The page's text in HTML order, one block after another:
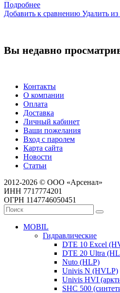
Подробнее
Добавить к сравнению Удалить
Вы недавно
Контакты
О компании
Оплата
Доставка
Личный кабинет
Ваши пожелания
Вход с паролем
Карта сайта
Новости
Статьи
2012-2026 © ООО «Арсенал»
ИНН 7717774201
ОГРН 1147746050451
MOBIL
Гидравлические
DTE 10 Excel
DTE 20 Ultra
Nuto (HLP)
Univis N (HVLP)
Univis HVI
SHC 500